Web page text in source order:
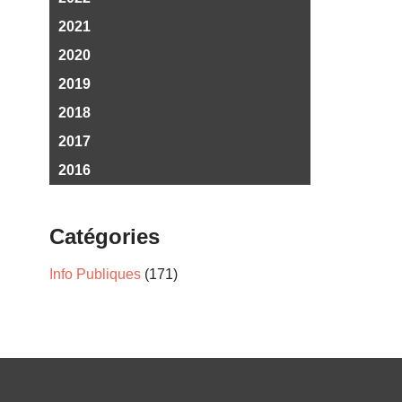
2021
2020
2019
2018
2017
2016
Catégories
Info Publiques (171)